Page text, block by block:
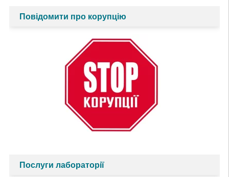
Повідомити про корупцію
Послуги лабораторії